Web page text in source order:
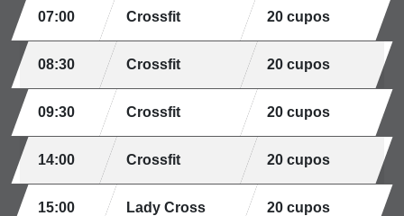
07:00 Crossfit 20 cupos
08:30 Crossfit 20 cupos
09:30 Crossfit 20 cupos
14:00 Crossfit 20 cupos
15:00 Lady Cross 20 cupos